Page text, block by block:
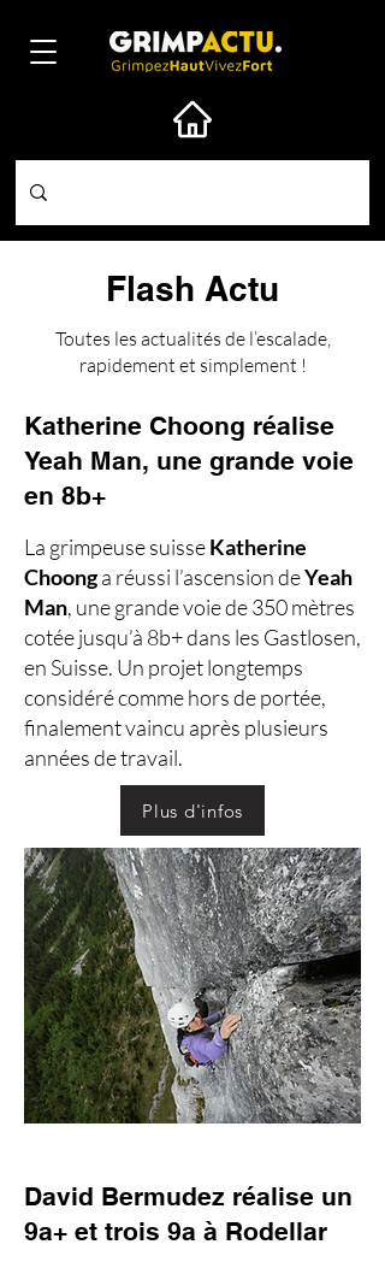
Flash Actu
Toutes les actualités de l’escalade,
rapidement et simplement !
Katherine Choong réalise
Yeah Man, une grande voie
en 8b+
La grimpeuse suisseKatherine
Choonga réussi l’ascension deYeah
Man, une grande voie de 350 mètres
cotée jusqu’à 8b+ dans les Gastlosen,
en Suisse. Un projet longtemps
considéré comme hors de portée,
finalement vaincu après plusieurs
années de travail.
Plus d'infos
David Bermudez réalise un
9a+ et trois 9a à Rodellar